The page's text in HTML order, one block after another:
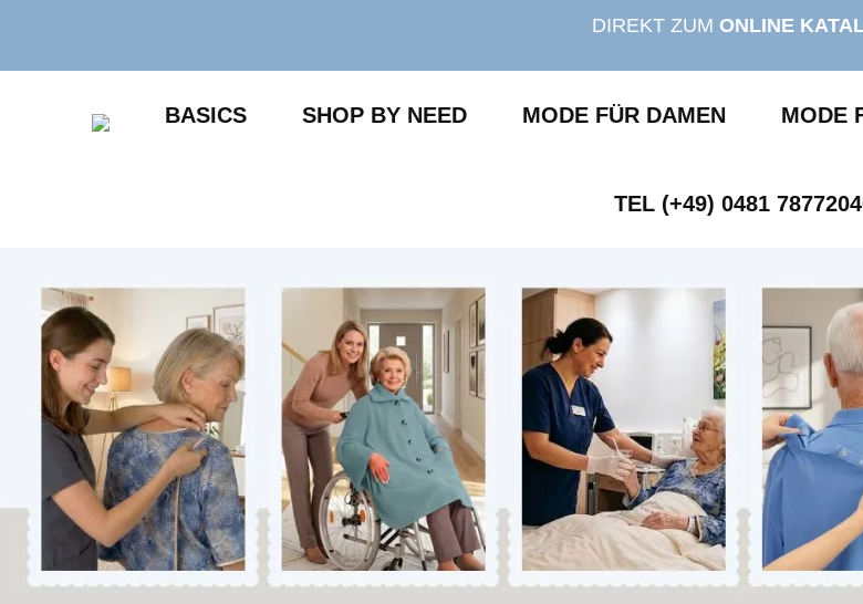
springen
DIREKT ZUM ONLINE
BASICS SHOP BY NEED MODE FÜR DAMEN MODE
TEL (+49) 0481